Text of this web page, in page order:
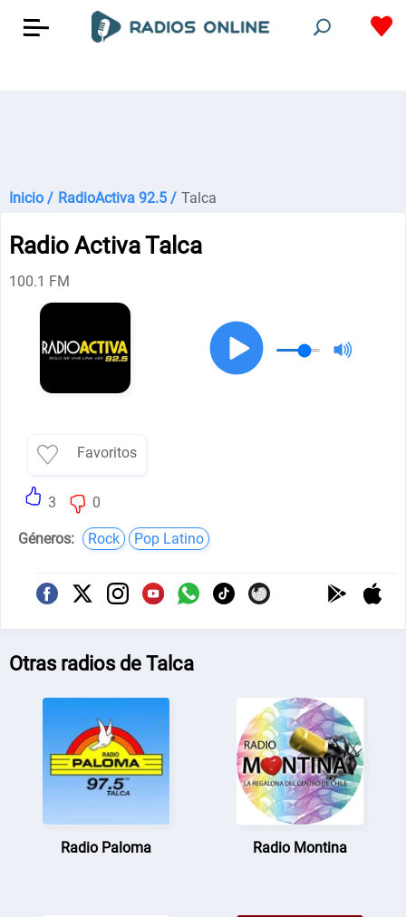
Inicio / RadioActiva 92.5 / Talca
Radio Activa Talca
100.1 FM
Favoritos
3 0
Géneros: Rock Pop Latino
Otras radios de Talca
Radio Paloma Radio Montina